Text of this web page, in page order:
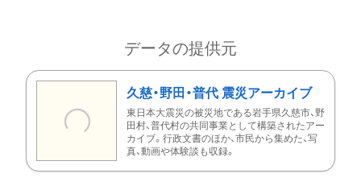
データの提供元
久慈・野田・普代 震災アーカイブ
東日本大震災の被災地である岩手県久慈市、野
田村、普代村の共同事業として構築されたアー
カイブ。行政文書のほか、市民から集めた、写
真、動画や体験談も収録。